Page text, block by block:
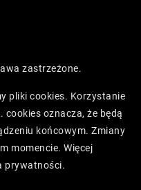
zastrzeżone.
pliki cookies. Korzystanie
oznacza, że będą
końcowym. Zmiany
momencie. Więcej
prywatności.